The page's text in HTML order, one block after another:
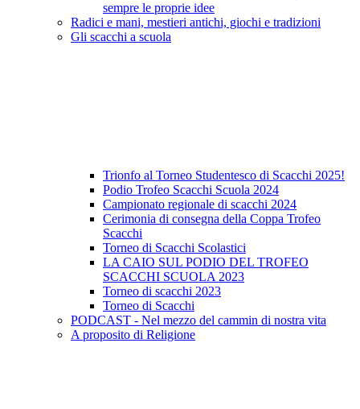
sempre le proprie idee
Radici e mani, mestieri antichi, giochi e tradizioni
Gli scacchi a scuola
Trionfo al Torneo Studentesco di Scacchi 2025!
Podio Trofeo Scacchi Scuola 2024
Campionato regionale di scacchi 2024
Cerimonia di consegna della Coppa Trofeo
Scacchi
Torneo di Scacchi Scolastici
LA CAIO SUL PODIO DEL TROFEO
SCACCHI SCUOLA 2023
Torneo di scacchi 2023
Torneo di Scacchi
PODCAST - Nel mezzo del cammin di nostra vita
A proposito di Religione